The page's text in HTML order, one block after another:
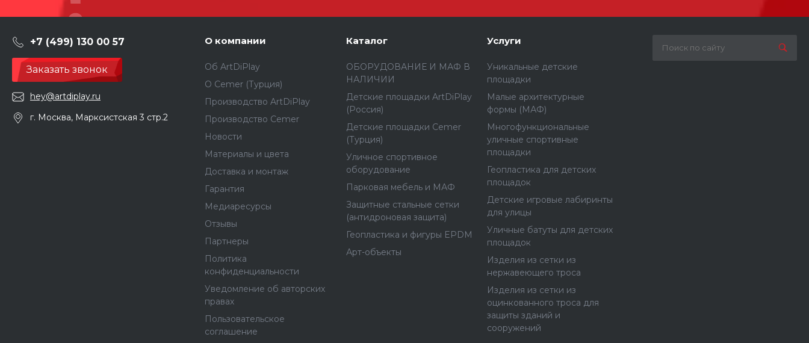
+7 (499) 130 00 57
Заказать звонок
hey@artdiplay.ru
г. Москва, Марксистская 3 стр.2
О компании
Об ArtDiPlay
О Сemer (Турция)
Производство ArtDiPlay
Производство Cemer
Новости
Материалы и цвета
Доставка и монтаж
Гарантия
Медиаресурсы
Отзывы
Партнеры
Политика
конфиденциальности
Уведомление об авторских
правах
Пользовательское
соглашение
Каталог
ОБОРУДОВАНИЕ И МАФ В
НАЛИЧИИ
Детские площадки ArtDiPlay
(Россия)
Детские площадки Cemer
(Турция)
Уличное спортивное
оборудование
Парковая мебель и МАФ
Защитные стальные сетки
(антидроновая защита)
Геопластика и фигуры EPDM
Арт-объекты
Услуги
Уникальные детские
площадки
Малые архитектурные
формы (МАФ)
Многофункциональные
уличные спортивные
площадки
Геопластика для детских
площадок
Детские игровые лабиринты
для улицы
Уличные батуты для детских
площадок
Изделия из сетки из
нержавеющего троса
Изделия из сетки из
оцинкованного троса для
защиты зданий и
сооружений